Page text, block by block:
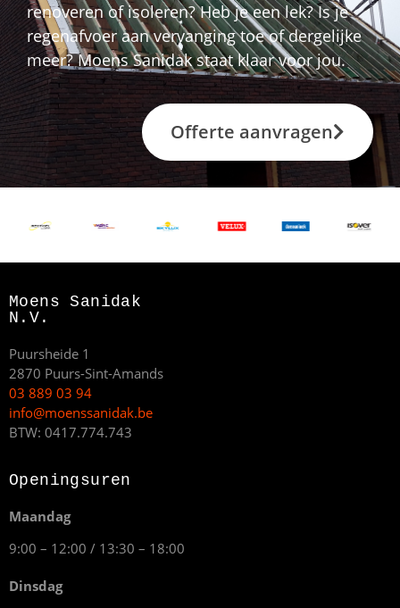
renoveren of isoleren? Heb je een lek? Is je
regenafvoer aan vervanging toe of dergelijke
meer? Moens Sanidak staat klaar voor jou.
Offerte aanvragen
Moens Sanidak
N.V.
Puursheide 1
2870 Puurs-Sint-Amands
03 889 03 94
info@moenssanidak.be
BTW: 0417.774.743
Openingsuren
Maandag
9:00 – 12:00 / 13:30 – 18:00
Dinsdag